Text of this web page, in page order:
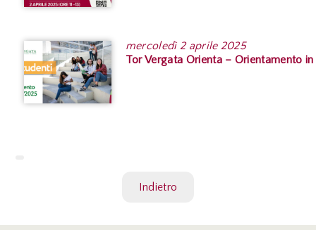
mercoledì2 aprile 2025
Tor Vergata Orienta – Orientamento
Indietro